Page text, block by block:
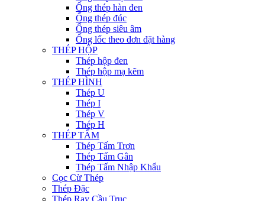
Ống thép hàn đen
Ống thép đúc
Ống thép siêu âm
Ống lốc theo đơn đặt hàng
THÉP HỘP
Thép hộp đen
Thép hộp mạ kẽm
THÉP HÌNH
Thép U
Thép I
Thép V
Thép H
THÉP TẤM
Thép Tấm Trơn
Thép Tấm Gân
Thép Tấm Nhập Khẩu
Cọc Cừ Thép
Thép Đặc
Thép Ray Cầu Trục